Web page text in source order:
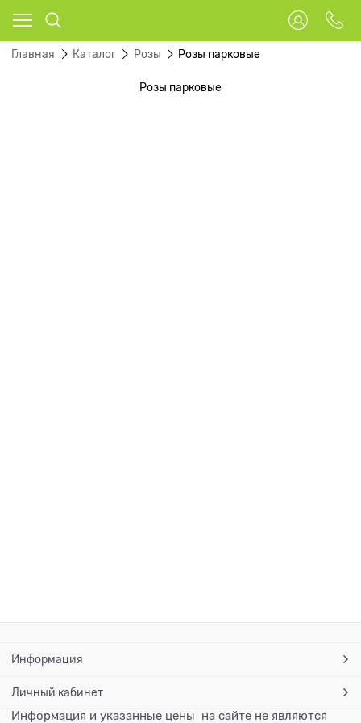
Главная Каталог Розы Розы парковые
Розы парковые
Информация
Личный кабинет
Информация и указанные цены на сайте не являются